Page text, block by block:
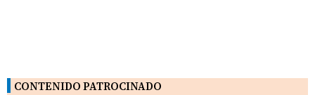
CONTENIDO PATROCINADO